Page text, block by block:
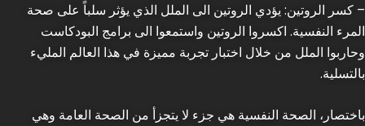
– كسر الروتين: يؤدي الروتين الى الملل الذي يؤثر سلباً على صحة
المرء النفسية. اكسروا الروتين واستمعوا الى برامج البودكاست
وحاربوا الملل من خلال اختبار تجربة مميزة في هذا العالم المليء
بالتسلية.
باختصار، الصحة النفسية هي جزء لا يتجزأ من الصحة العامة وهي